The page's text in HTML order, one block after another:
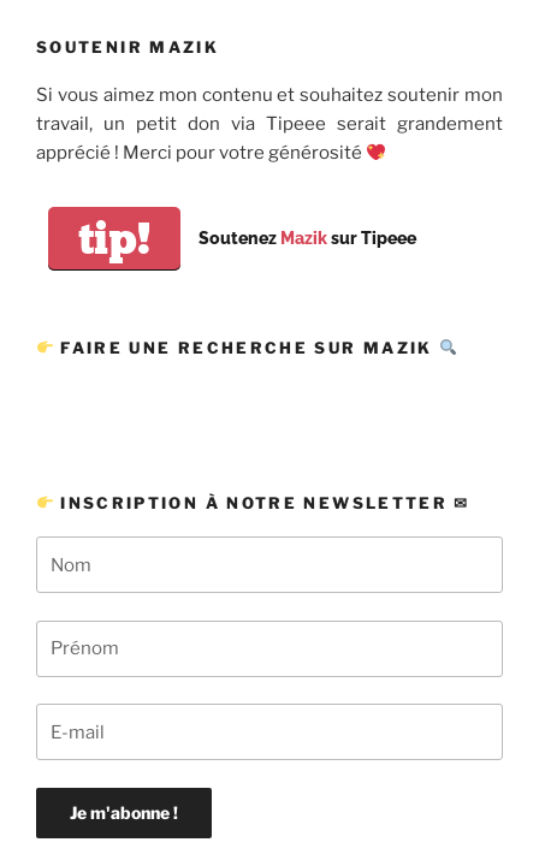
SOUTENIR MAZIK
Si vous aimez mon contenu et souhaitez soutenir mon
travail, un petit don via Tipeee serait grandement
apprécié ! Merci pour votre générosité
tip! Soutenez Maziksur Tipeee
FAIRE UNE RECHERCHE SUR MAZIK
INSCRIPTION À NOTRE NEWSLETTER ✉